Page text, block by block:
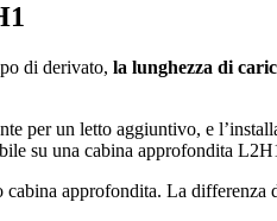
di derivato, la lunghezza di
per un letto aggiuntivo, e
su una cabina approfondita
approfondita. La